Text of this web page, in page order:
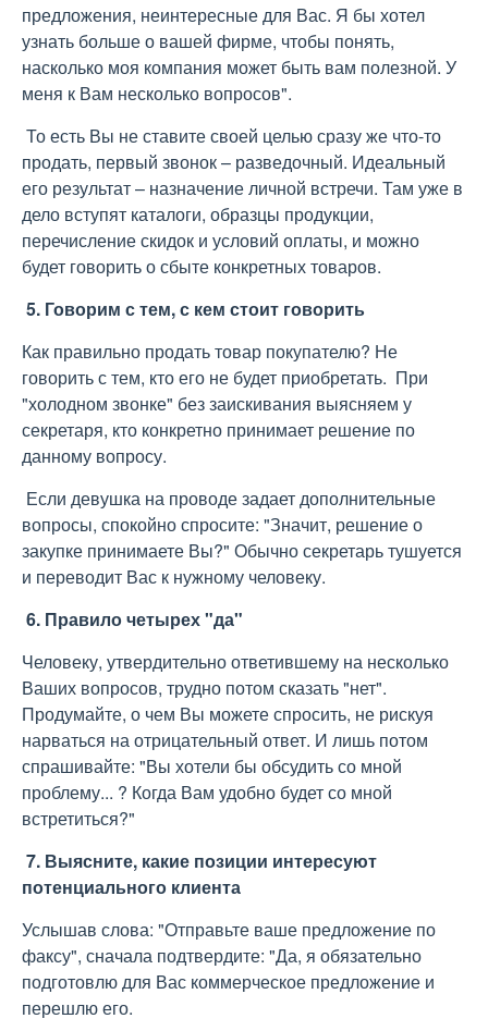
предложения, неинтересные для Вас. Я бы хотел
узнать больше о вашей фирме, чтобы понять,
насколько моя компания может быть вам полезной. У
меня к Вам несколько вопросов".
То есть Вы не ставите своей целью сразу же что-то
продать, первый звонок – разведочный. Идеальный
его результат – назначение личной встречи. Там уже в
дело вступят каталоги, образцы продукции,
перечисление скидок и условий оплаты, и можно
будет говорить о сбыте конкретных товаров.
5. Говорим с тем, с кем стоит говорить
Как правильно продать товар покупателю? Не
говорить с тем, кто его не будет приобретать. При
"холодном звонке" без заискивания выясняем у
секретаря, кто конкретно принимает решение по
данному вопросу.
Если девушка на проводе задает дополнительные
вопросы, спокойно спросите: "Значит, решение о
закупке принимаете Вы?" Обычно секретарь тушуется
и переводит Вас к нужному человеку.
6. Правило четырех "да"
Человеку, утвердительно ответившему на несколько
Ваших вопросов, трудно потом сказать "нет".
Продумайте, о чем Вы можете спросить, не рискуя
нарваться на отрицательный ответ. И лишь потом
спрашивайте: "Вы хотели бы обсудить со мной
проблему... ? Когда Вам удобно будет со мной
встретиться?"
7. Выясните, какие позиции интересуют
потенциального клиента
Услышав слова: "Отправьте ваше предложение по
факсу", сначала подтвердите: "Да, я обязательно
подготовлю для Вас коммерческое предложение и
перешлю его.